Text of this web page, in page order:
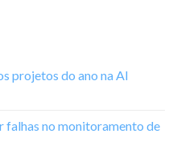
projetos do ano na AI
falhas no monitoramento de